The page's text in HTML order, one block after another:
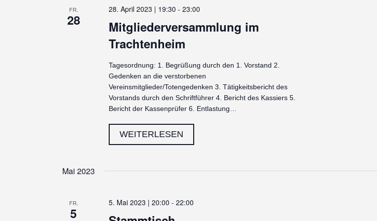
FR.
28
Mitgliederversammlung im
Trachtenheim
28. April 2023 | 19:30 - 23:00
Tagesordnung: 1. Begrüßung durch den 1. Vorstand 2.
Gedenken an die verstorbenen
Vereinsmitglieder/Totengedenken 3. Tätigkeitsbericht des
Vorstands durch den Schriftführer 4. Bericht des Kassiers 5.
Bericht der Kassenprüfer 6. Entlastung…
WEITERLESEN
IM
Mai 2023
FR.
5
5. Mai 2023 | 20:00 - 22:00